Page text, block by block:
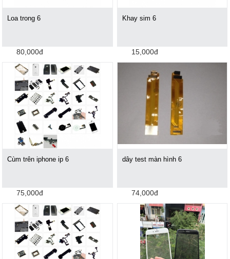
Loa trong 6
80,000đ
Khay sim 6
15,000đ
Cùm trên iphone ip 6
75,000đ
dây test màn hình 6
74,000đ